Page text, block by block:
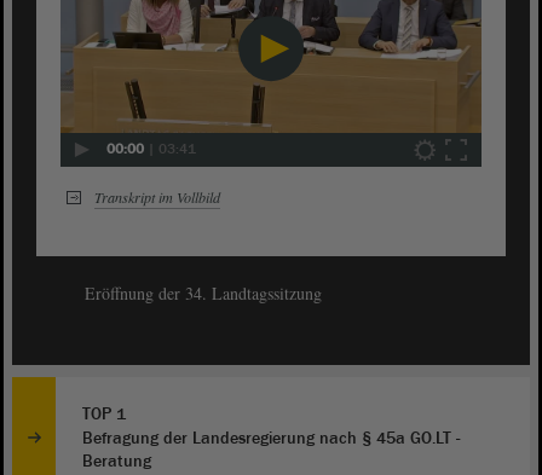
00:00 03:41
Transkript im Vollbild
Eröffnung der 34. Landtagssitzung
TOP 1
Befragung der Landesregierung nach § 45a GO.LT -
Beratung